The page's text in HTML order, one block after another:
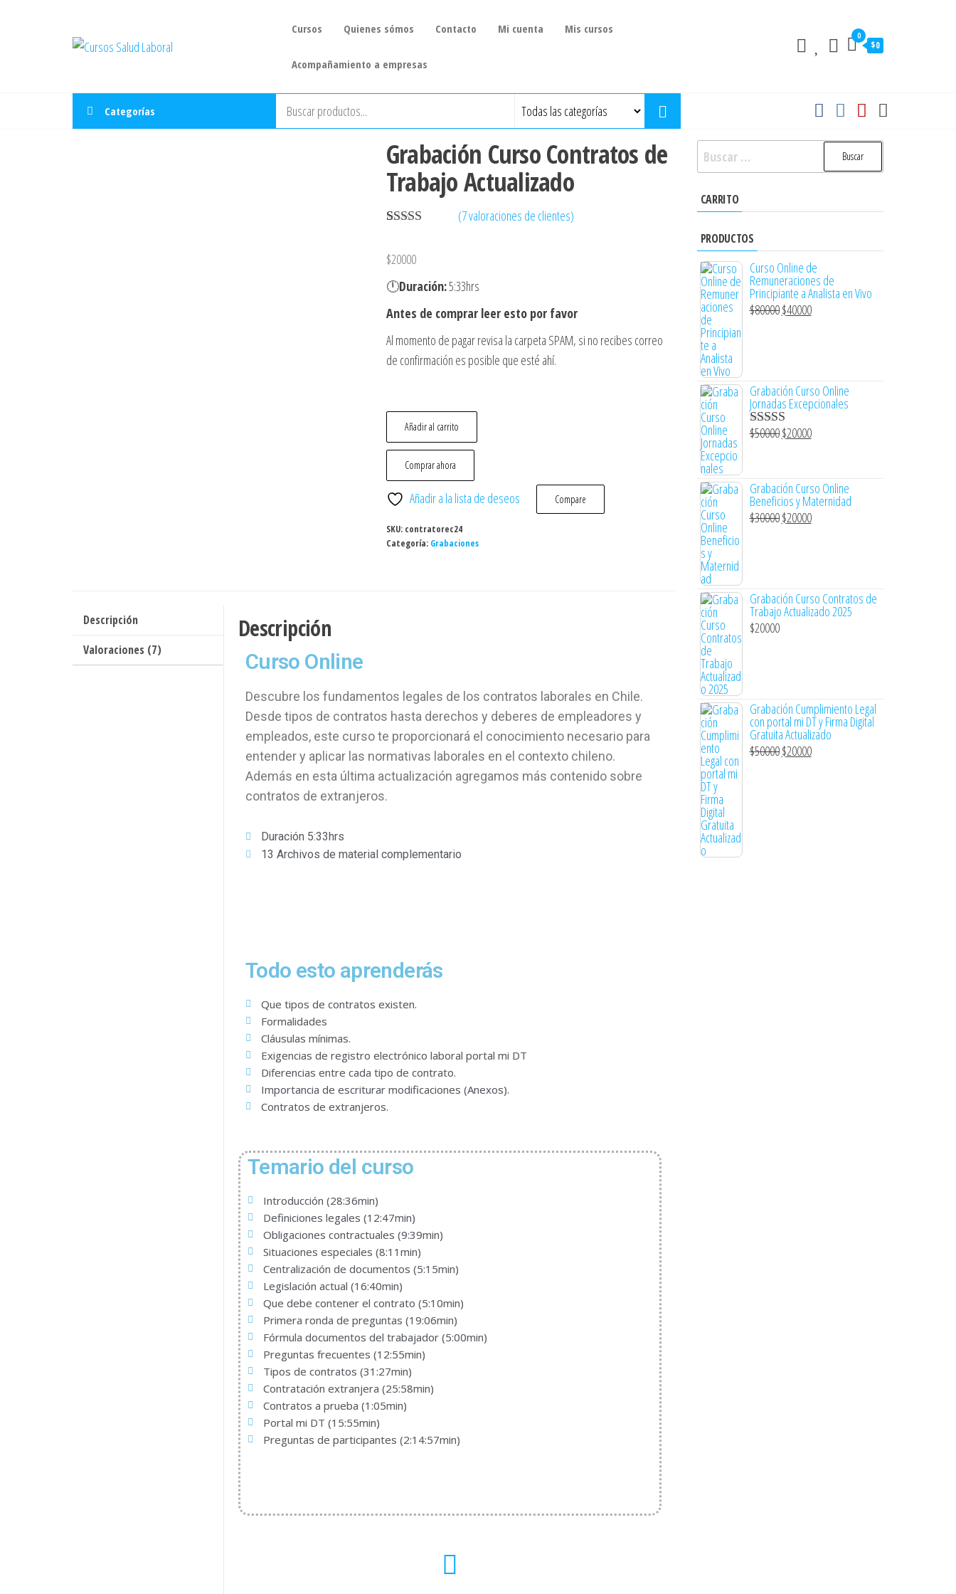
Laboral
Cursos Quienes sómos Contacto Mi cuenta Mis cursos
Acompañamiento a empresas
0
$0
Categorías
Grabación Curso Contratos de
Trabajo Actualizado
base a
de clientes
(7valoraciones de clientes)
$20000
🕛Duración:5:33hrs
Antes de comprar leer esto por favor
Al momento de pagar revisa la carpeta SPAM, si no recibes correo
de confirmación es posible que esté ahí.
Añadir al carrito
Comprar ahora
Añadir a la lista de deseos Compare
SKU: contratorec24
Categoría: Grabaciones
Descripción
Valoraciones (7)
Descripción
Curso Online
Descubre los fundamentos legales de los contratos laborales en Chile.
Desde tipos de contratos hasta derechos y deberes de empleadores y
empleados, este curso te proporcionará el conocimiento necesario para
entender y aplicar las normativas laborales en el contexto chileno.
Además en esta última actualización agregamos más contenido sobre
contratos de extranjeros.
Duración 5:33hrs
13 Archivos de material complementario
Todo esto aprenderás
Que tipos de contratos existen.
Formalidades
Cláusulas mínimas.
Exigencias de registro electrónico laboral portal mi DT
Diferencias entre cada tipo de contrato.
Importancia de escriturar modificaciones (Anexos).
Contratos de extranjeros.
Temario del curso
Introducción (28:36min)
Definiciones legales (12:47min)
Obligaciones contractuales (9:39min)
Situaciones especiales (8:11min)
Centralización de documentos (5:15min)
Legislación actual (16:40min)
Que debe contener el contrato (5:10min)
Primera ronda de preguntas (19:06min)
Fórmula documentos del trabajador (5:00min)
Preguntas frecuentes (12:55min)
Tipos de contratos (31:27min)
Contratación extranjera (25:58min)
Contratos a prueba (1:05min)
Portal mi DT (15:55min)
Preguntas de participantes (2:14:57min)
CARRITO
PRODUCTOS
Curso Online de
Remuneraciones de
Principiante a Analista en Vivo
$80000$40000
Grabación Curso Online
Jornadas Excepcionales
Valorado con
$50000$20000
Grabación Curso Online
Beneficios y Maternidad
$30000$20000
Grabación Curso Contratos de
Trabajo Actualizado 2025
$20000
Grabación Cumplimiento Legal
con portal mi DT y Firma Digital
Gratuita Actualizado
$50000$20000